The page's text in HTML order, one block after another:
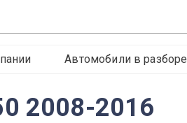
Автомобили в разборе
2008-2016